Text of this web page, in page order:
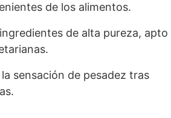
de los alimentos.
de alta pureza, apto
sensación de pesadez tras